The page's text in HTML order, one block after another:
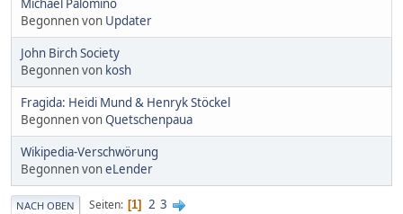
Begonnen von Updater
John Birch Society
Begonnen von kosh
Fragida: Heidi Mund & Henryk Stöckel
Begonnen vonQuetschenpaua
Wikipedia-Verschwörung
Begonnen voneLender
NACH OBEN Seiten 1 2 3